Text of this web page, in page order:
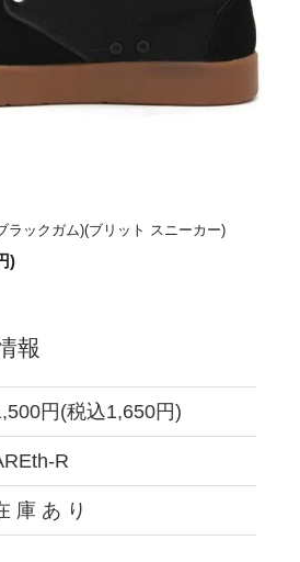
ラックガム)(ブリット スニーカー)
)
報
円(税込1,650円)
R
庫 あ り